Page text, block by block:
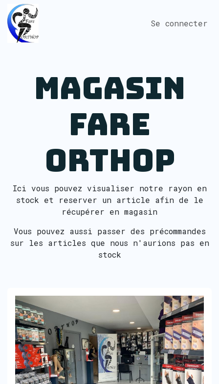
Se rendre au contenu
Se connecter
Magasin
Fare
Orthop
Ici vous pouvez visualiser notre rayon en
stock et reserver un article afin de le
récupérer en magasin
Vous pouvez aussi passer des précommandes
sur les articles que nous n'aurions pas en
stock